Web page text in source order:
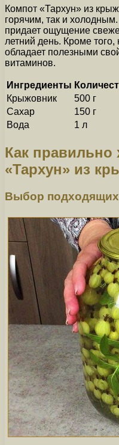
Компот «Тархун» из
горячим, так и
придает ощущение
летний день. Кроме
обладает полезными
витаминов.
Ингредиенты
Крыжовник
500 г
Сахар
150 г
Вода
1 л
Как правильно
«Тархун» из
Выбор подходящих